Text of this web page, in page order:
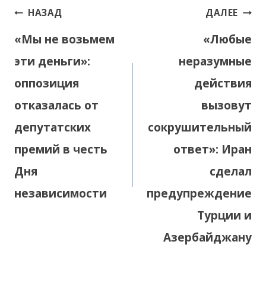
Навигация
записям
НАЗАД
«Мы не возьмем
эти деньги»:
оппозиция
отказалась от
депутатских
премий в честь
Дня
независимости
ДАЛЕЕ
«Любые
неразумные
действия
вызовут
сокрушительный
ответ»: Иран
сделал
предупреждение
Турции и
Азербайджану